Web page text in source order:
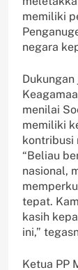
memiliki
negara
menilai
memiliki
kontribusi
“Beliau
nasional,
tepat.
kasih
ini,”
Ketua PP